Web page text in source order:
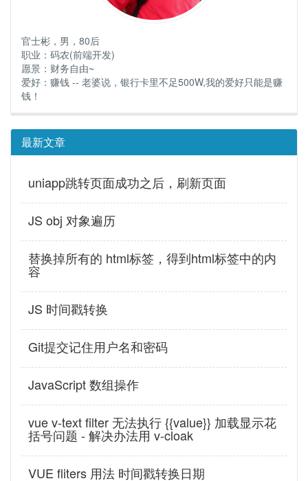
官士彬，男，80后
职业：码农(前端开发)
愿景：财务自由~
爱好：赚钱 -- 老婆说，银行卡里不足500W,我的爱好只能是赚
钱！
最新文章
uniapp跳转页面成功之后，刷新页面
JS obj 对象遍历
替换掉所有的 html标签，得到html标签中的内
容
JS 时间戳转换
Git提交记住用户名和密码
JavaScript 数组操作
vue v-text filter 无法执行 {{value}} 加载显示花
括号问题 - 解决办法用 v-cloak
VUE fliters 用法 时间戳转换日期